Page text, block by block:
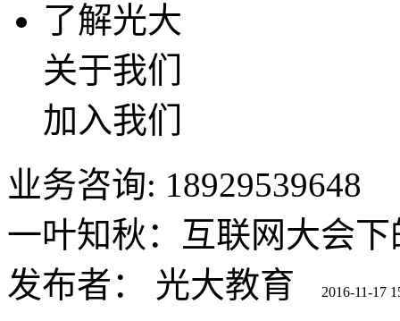
了解光大
关于我们
加入我们
业务咨询: 18929539648
一叶知秋：互联网大会
发布者：
光大教育 2016-11-17